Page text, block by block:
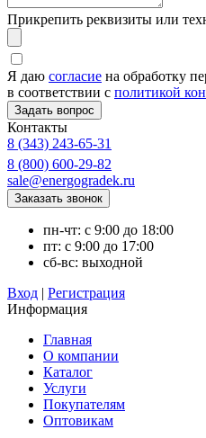
Прикрепить реквизиты или
Я даю согласие на обработку
в соответствии с политикой
Контакты
8 (343) 243-65-31
8 (800) 600-29-82
sale@energogradek.ru
пн-чт: с 9:00 до 18:00
пт: с 9:00 до 17:00
сб-вс: выходной
Вход | Регистрация
Информация
Главная
О компании
Каталог
Услуги
Покупателям
Оптовикам